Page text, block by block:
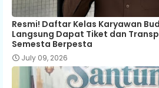
Resmi! Daftar Kelas Karyawan
Langsung Dapat Tiket dan
Semesta Berpesta
July 09, 2026